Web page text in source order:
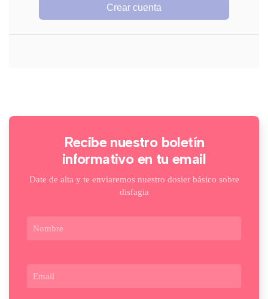
Crear cuenta
Recibe nuestro boletín
informativo en tu email
Date de alta y te enviaremos nuestro dosier básico sobre
disfagia